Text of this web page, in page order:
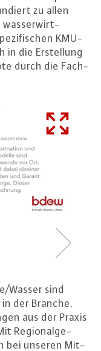
zu allen
was­ser­wirt­
KMU-
in die Er­stel­lung
durch die Fach­
Next
Wasser sind
der Branche,
aus der Praxis
Re­gio­nal­ge­
bei unseren Mit­